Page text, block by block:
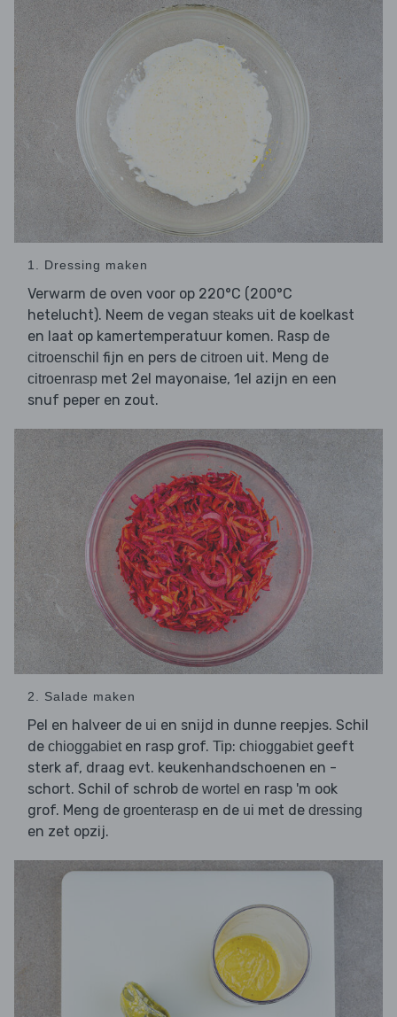
1. Dressing maken
Verwarm de oven voor op 220°C (200°C
hetelucht). Neem de vegan steaks uit de koelkast
en laat op kamertemperatuur komen. Rasp de
citroenschil fijn en pers de citroen uit. Meng de
citroenrasp met 2el mayonaise, 1el azijn en een
snuf peper en zout.
2. Salade maken
Pel en halveer de ui en snijd in dunne reepjes. Schil
de chioggabieten rasp grof. Tip: chioggabietgeeft
sterk af, draag evt. keukenhandschoenen en -
schort. Schil of schrob de wortel en rasp 'm ook
grof. Meng de groenterasp en de ui met de dressing
en zet opzij.